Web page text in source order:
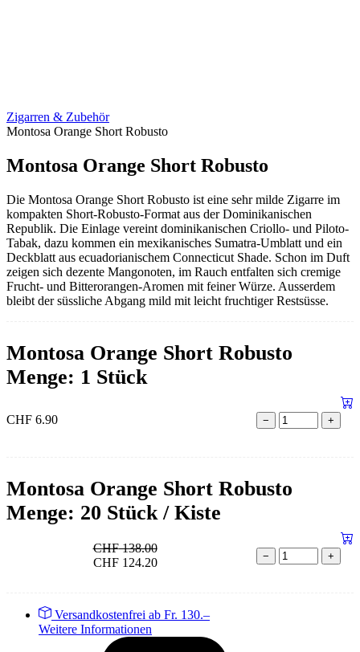
Zigarren & Zubehör
Montosa Orange Short Robusto
Montosa Orange Short Robusto
Die Montosa Orange Short Robusto ist eine sehr milde Zigarre im
kompakten Short-Robusto-Format aus der Dominikanischen
Republik. Die Einlage vereint dominikanischen Criollo- und Piloto-
Tabak, dazu kommen ein mexikanisches Sumatra-Umblatt und ein
Deckblatt aus ecuadorianischem Connecticut Shade. Schon im Duft
zeigen sich dezente Mangonoten, im Rauch entfalten sich cremige
Frucht- und Bitterorangen-Aromen mit feiner Würze. Ausserdem
bleibt der süssliche Abgang mild mit leicht fruchtiger Restsüsse.
Montosa Orange Short Robusto
Menge: 1 Stück
CHF 6.90 − +
Montosa Orange Short Robusto
Menge: 20 Stück / Kiste
CHF138.00
CHF124.20 − +
Versandkostenfrei ab Fr. 130.–
Weitere Informationen